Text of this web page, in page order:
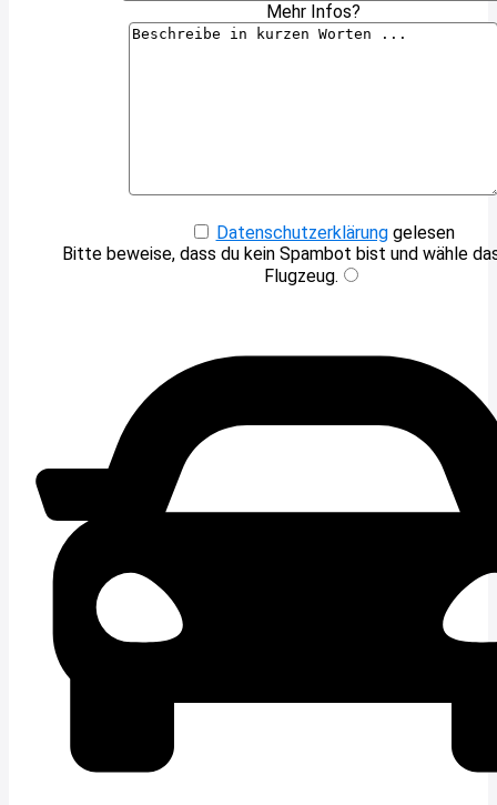
Mehr Infos?
Datenschutzerklärunggelesen
Bitte beweise, dass du kein Spambot bist und wähle
Flugzeug.